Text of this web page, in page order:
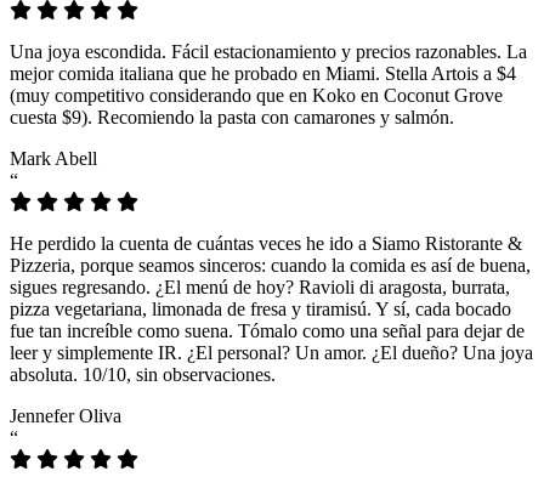
Una joya escondida. Fácil estacionamiento y precios razonables. La
mejor comida italiana que he probado en Miami. Stella Artois a $4
(muy competitivo considerando que en Koko en Coconut Grove
cuesta $9). Recomiendo la pasta con camarones y salmón.
Mark Abell
“
He perdido la cuenta de cuántas veces he ido a Siamo Ristorante &
Pizzeria, porque seamos sinceros: cuando la comida es así de buena,
sigues regresando. ¿El menú de hoy? Ravioli di aragosta, burrata,
pizza vegetariana, limonada de fresa y tiramisú. Y sí, cada bocado
fue tan increíble como suena. Tómalo como una señal para dejar de
leer y simplemente IR. ¿El personal? Un amor. ¿El dueño? Una joya
absoluta. 10/10, sin observaciones.
Jennefer Oliva
“